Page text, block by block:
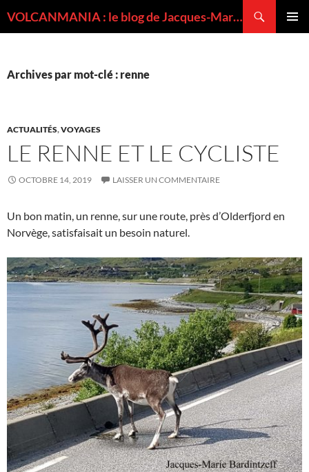
VOLCANMANIA : le blog de Jacques-Marie BARDINTZEFF, volcanologue
Archives par mot-clé : renne
ACTUALITÉS,VOYAGES
LE RENNE ET LE CYCLISTE
OCTOBRE 14, 2019 LAISSER UN COMMENTAIRE
Un bon matin, un renne, sur une route, près d’Olderfjord en
Norvège, satisfaisait un besoin naturel.